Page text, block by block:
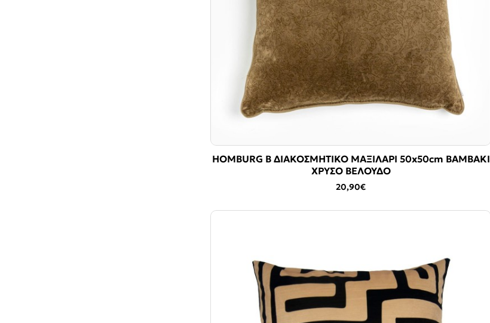
HOMBURG B ΔΙΑΚΟΣΜΗΤΙΚΟ ΜΑΞΙΛΑΡΙ 50x50cm ΒΑΜΒΑΚΙ
ΧΡΥΣΟ ΒΕΛΟΥΔΟ
20,90€